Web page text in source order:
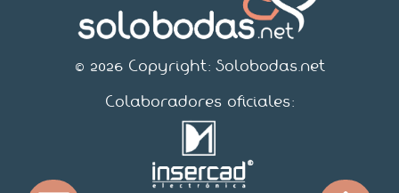
© 2026 Copyright: Solobodas.net
Colaboradores oficiales: